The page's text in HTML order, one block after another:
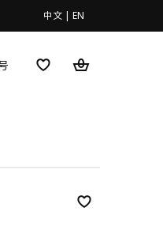
中文 | EN